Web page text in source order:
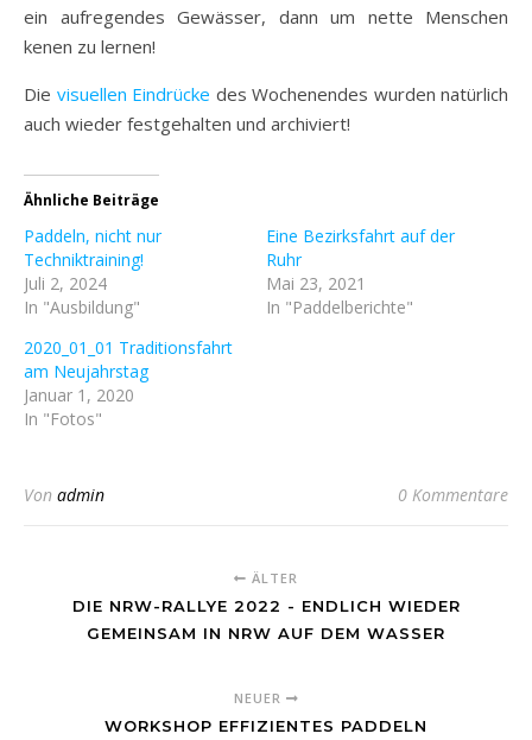
ein aufregendes Gewässer, dann um nette Menschen
kenen zu lernen!
Die visuellen Eindrücke des Wochenendes wurden natürlich
auch wieder festgehalten und archiviert!
Ähnliche Beiträge
Paddeln, nicht nur
Techniktraining!
Juli 2, 2024
In "Ausbildung"
Eine Bezirksfahrt auf der
Ruhr
Mai 23, 2021
In "Paddelberichte"
2020_01_01 Traditionsfahrt
am Neujahrstag
Januar 1, 2020
In "Fotos"
Von admin 0 Kommentare
ÄLTER
DIE NRW-RALLYE 2022 - ENDLICH WIEDER
GEMEINSAM IN NRW AUF DEM WASSER
NEUER
WORKSHOP EFFIZIENTES PADDELN